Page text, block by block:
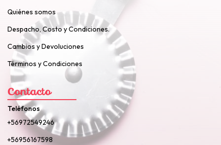
Quiénes somos
Despacho, Costo y Condiciones.
Cambios y Devoluciones
Términos y Condiciones
Contacto
Teléfonos
+56972549246
+56956167598